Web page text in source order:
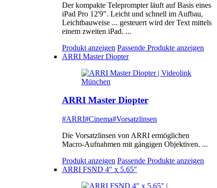
Der kompakte Teleprompter läuft auf Basis eines
iPad Pro 12'9". Leicht und schnell im Aufbau,
Leichtbauweise ... gesteuert wird der Text mittels
einem zweiten iPad. ...
Produkt anzeigen Passende Produkte anzeigen
ARRI Master Diopter
ARRI Master Diopter
#ARRI#Cinema#Vorsatzlinsen
Die Vorsatzlinsen von ARRI ermöglichen
Macro-Aufnahmen mit gängigen Objektiven. ...
Produkt anzeigen Passende Produkte anzeigen
ARRI FSND 4″ x 5.65″